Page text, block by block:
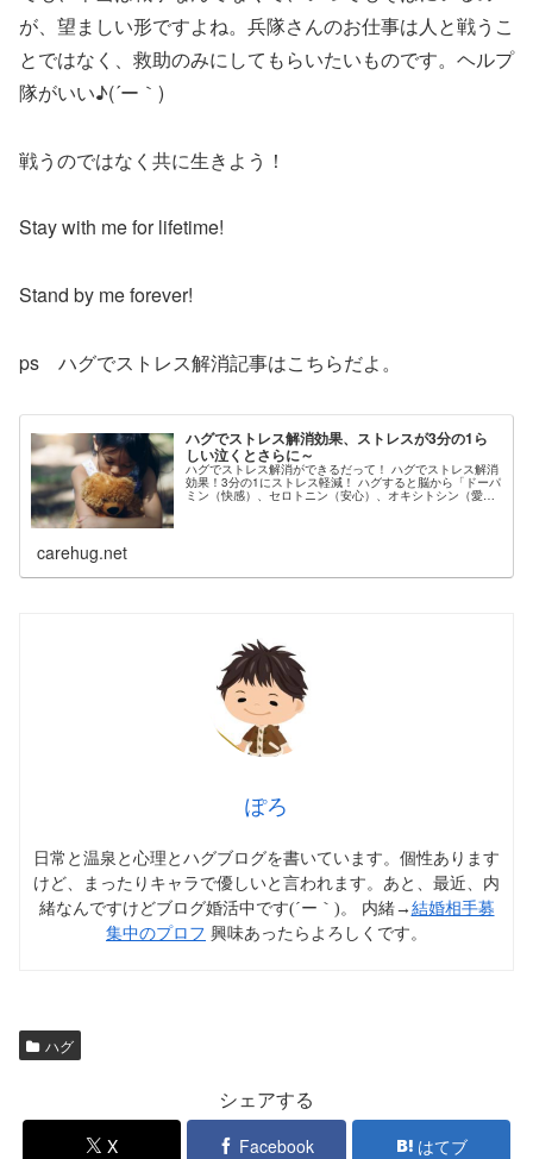
が、望ましい形ですよね。兵隊さんのお仕事は人と戦うこ
とではなく、救助のみにしてもらいたいものです。ヘルプ
隊がいい♪(´ー｀)
戦うのではなく共に生きよう！
Stay with me for lifetime!
Stand by me forever!
ps ハグでストレス解消記事はこちらだよ。
ハグでストレス解消効果、ストレスが3分の1ら
しい泣くとさらに～
ハグでストレス解消ができるだって！ ハグでストレス解消
効果！3分の1にストレス軽減！ ハグすると脳から「ドーパ
ミン（快感）、セロトニン（安心）、オキシトシン（愛
carehug.net
ぽろ
日常と温泉と心理とハグブログを書いています。個性あります
けど、まったりキャラで優しいと言われます。あと、最近、内
緒なんですけどブログ婚活中です(´ー｀)。 内緒→ 結婚相手募
集中のプロフ 興味あったらよろしくです。
ハグ
シェアする
X Facebook はてブ